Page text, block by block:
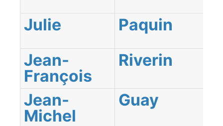
Julie
Paquin
Jean-
François
Riverin
Jean-
Michel
Guay